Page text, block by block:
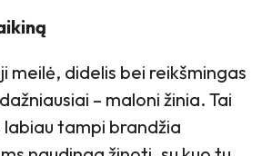
meilė, didelis bei reikšmingas
– maloni žinia. Tai
labiau tampi brandžia